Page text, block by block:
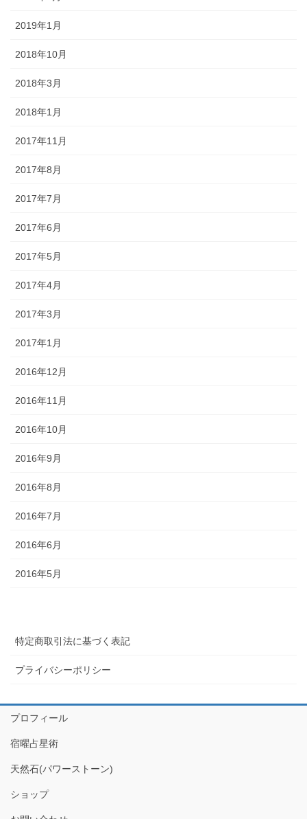
2019年1月
2018年10月
2018年3月
2018年1月
2017年11月
2017年8月
2017年7月
2017年6月
2017年5月
2017年4月
2017年3月
2017年1月
2016年12月
2016年11月
2016年10月
2016年9月
2016年8月
2016年7月
2016年6月
2016年5月
特定商取引法に基づく表記
プライバシーポリシー
プロフィール
宿曜占星術
天然石(パワーストーン)
ショップ